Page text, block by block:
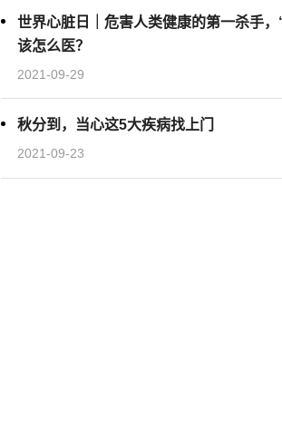
世界心脏日｜危害人类健康的第一杀手，
该怎么医？
2021-09-29
秋分到，当心这5大疾病找上门
2021-09-23